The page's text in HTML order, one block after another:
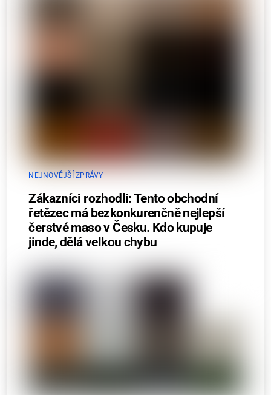
NEJNOVĚJŠÍ ZPRÁVY
Zákazníci rozhodli: Tento obchodní
řetězec má bezkonkurenčně nejlepší
čerstvé maso v Česku. Kdo kupuje
jinde, dělá velkou chybu